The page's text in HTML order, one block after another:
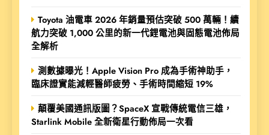
Toyota 油電車 2026 年銷量預估突破 500 萬輛！續
航力突破 1,000 公里的新一代鋰電池與固態電池佈局
全解析
測數據曝光！Apple Vision Pro 成為手術神助手，
臨床證實能減輕醫師疲勞、手術時間縮短 19%
顛覆美國通訊版圖？SpaceX 宣戰傳統電信三雄，
Starlink Mobile 全新衛星行動佈局一次看